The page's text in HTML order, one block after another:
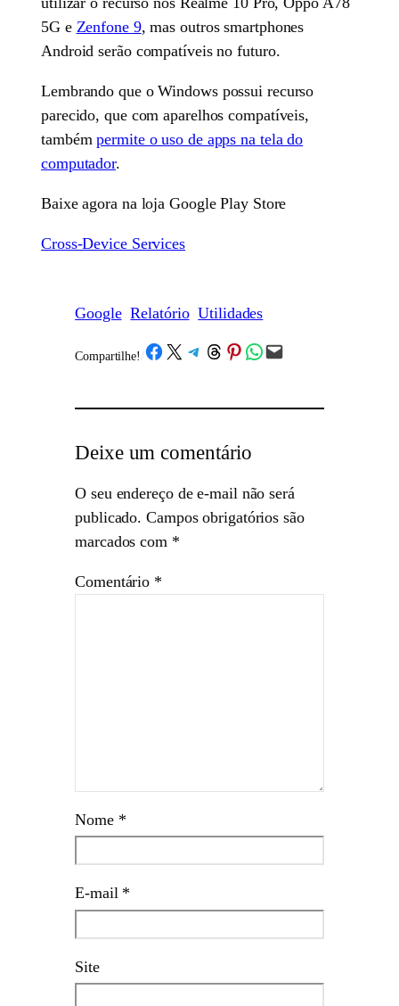
5G e Zenfone 9, mas outros smartphones
Android serão compatíveis no futuro.
Lembrando que o Windows possui recurso
parecido, que com aparelhos compatíveis,
tambémpermite o uso de apps na tela do
computador.
Baixe agora na loja Google Play Store
Cross-Device Services
Google Relatório Utilidades
Compartilhe! /Share on Facebook
Share on X Share on Telegram
Share on Threads
Share on Pinterest
Share on WhatsApp
Email this Page
Deixe um comentário
O seu endereço de e-mail não será
publicado. Campos obrigatórios são
marcados com *
Comentário *
Nome *
E-mail *
Site